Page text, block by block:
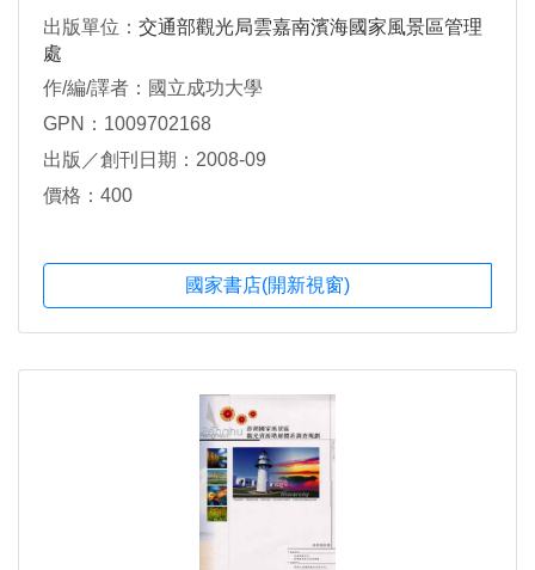
出版單位： 交通部觀光局雲嘉南濱海國家風景區管理
處
作/編/譯者：國立成功大學
GPN：1009702168
出版／創刊日期：2008-09
價格：400
國家書店(開新視窗)